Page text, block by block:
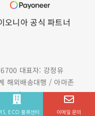
오니아 공식 파트너
대표자: 강정유
해외배송대행 / 아마존
ECO 물류센터 이메일 문의